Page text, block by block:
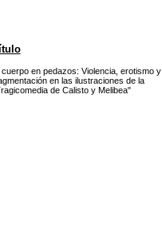
cuerpo en pedazos: Violencia, erotismo y
en las ilustraciones de la
de Calisto y Melibea"